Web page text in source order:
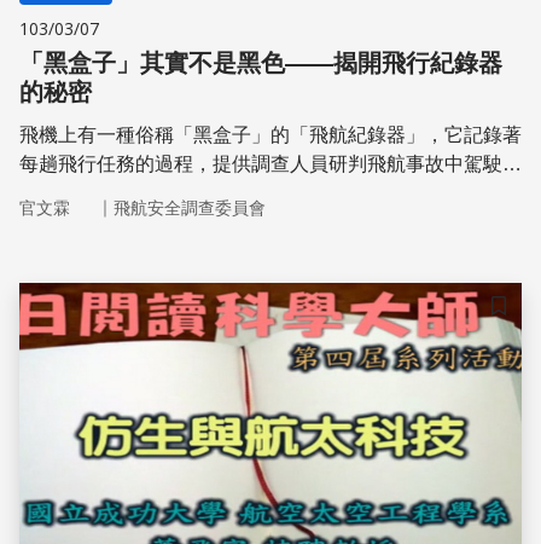
103/03/07
「黑盒子」其實不是黑色——揭開飛行紀錄器
的秘密
飛機上有一種俗稱「黑盒子」的「飛航紀錄器」，它記錄著
每趟飛行任務的過程，提供調查人員研判飛航事故中駕駛員
告等。
官文霖 ｜ 飛航安全調查委員會
儲存